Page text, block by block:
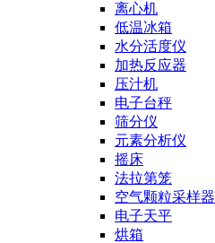
离心机
低温冰箱
水分活度仪
加热反应器
压汁机
电子台秤
筛分仪
元素分析仪
摇床
法拉第笼
空气颗粒采样器
电子天平
烘箱